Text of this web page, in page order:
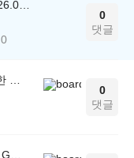
0
0
댓글
0
댓글